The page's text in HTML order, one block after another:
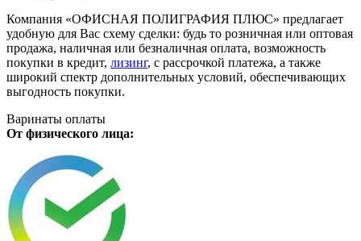
Компания «ОФИСНАЯ ПОЛИГРАФИЯ ПЛЮС» предлагает
удобную для Вас схему сделки: будь то розничная или оптовая
продажа, наличная или безналичная оплата, возможность
покупки в кредит, лизинг, с рассрочкой платежа, а также
широкий спектр дополнительных условий, обеспечивающих
выгодность покупки.
Варинаты оплаты
От физического лица: